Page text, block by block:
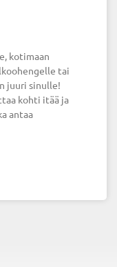
kotimaan
tai
juuri sinulle!
kohti itää ja
antaa